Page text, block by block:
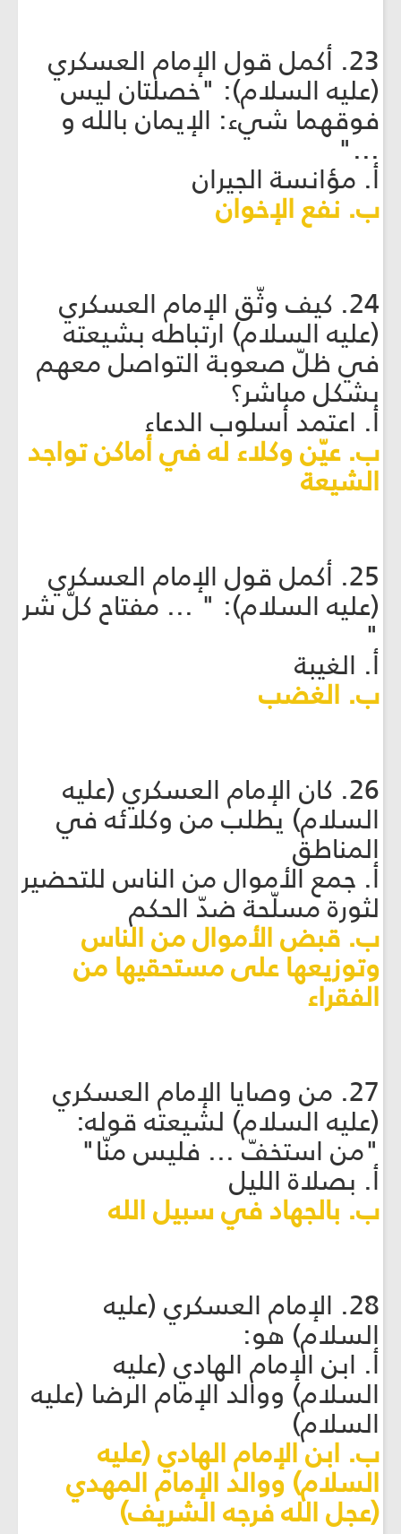
23. أكمل قول الإمام العسكري
(عليه السلام): "خصلتان ليس
فوقهما شيء: الإيمان بالله و
..."
أ. مؤانسة الجيران
ب. نفع الإخوان
24. كيف وثّق الإمام العسكري
(عليه السلام) ارتباطه بشيعته
في ظلّ صعوبة التواصل معهم
بشكل مباشر؟
أ. اعتمد أسلوب الدعاء
ب. عيّن وكلاء له في أماكن تواجد
الشيعة
25. أكمل قول الإمام العسكري
(عليه السلام): " ... مفتاح كلّ شر
"
أ. الغيبة
ب. الغضب
26. كان الإمام العسكري (عليه
السلام) يطلب من وكلائه في
المناطق
أ. جمع الأموال من الناس للتحضير
لثورة مسلّحة ضدّ الحكم
ب. قبض الأموال من الناس
وتوزيعها على مستحقيها من
الفقراء
27. من وصايا الإمام العسكري
(عليه السلام) لشيعته قوله:
"من استخفّ ... فليس منّا"
أ. بصلاة الليل
ب. بالجهاد في سبيل الله
28. الإمام العسكري (عليه
السلام) هو:
أ. ابن الإمام الهادي (عليه
السلام) ووالد الإمام الرضا (عليه
السلام)
ب. ابن الإمام الهادي (عليه
السلام) ووالد الإمام المهدي
(عجل الله فرجه الشريف)